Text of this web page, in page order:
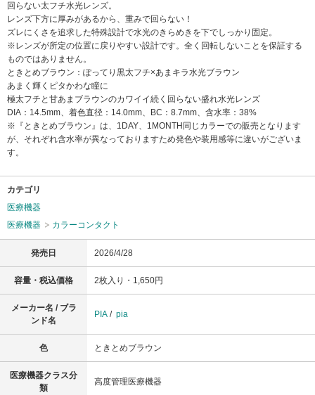
回らない太フチ水光レンズ。
レンズ下方に厚みがあるから、重みで回らない！
ズレにくさを追求した特殊設計で水光のきらめきを下でしっかり固定。
※レンズが所定の位置に戻りやすい設計です。全く回転しないことを保証する
ものではありません。
ときとめブラウン：ぽってり黒太フチ×あまキラ水光ブラウン
あまく輝くピタかわな瞳に
極太フチと甘あまブラウンのカワイイ続く回らない盛れ水光レンズ
DIA：14.5mm、着色直径：14.0mm、BC：8.7mm、含水率：38%
※『ときとめブラウン』は、1DAY、1MONTH同じカラーでの販売となります
が、それぞれ含水率が異なっておりますため発色や装用感等に違いがございま
す。
カテゴリ
医療機器
医療機器
カラーコンタクト
発売日 2026/4/28
容量・税込価格 2枚入り・1,650円
メーカー名 / ブラ
ンド名
PIA / pia
色 ときとめブラウン
医療機器クラス分
類
高度管理医療機器